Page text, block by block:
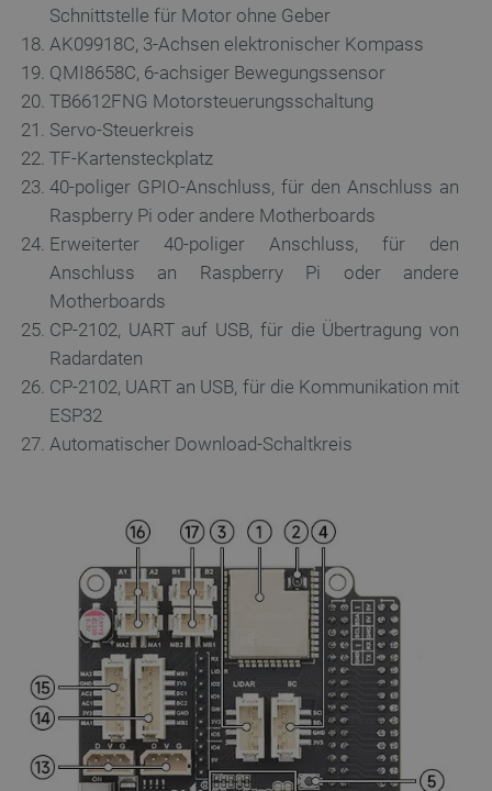
Schnittstelle für Motor ohne Geber
AK09918C, 3-Achsen elektronischer Kompass
QMI8658C, 6-achsiger Bewegungssensor
TB6612FNG Motorsteuerungsschaltung
Servo-Steuerkreis
TF-Kartensteckplatz
40-poliger GPIO-Anschluss, für den Anschluss an
Raspberry Pi oder andere Motherboards
Erweiterter 40-poliger Anschluss, für den
Anschluss an Raspberry Pi oder andere
Motherboards
CP-2102, UART auf USB, für die Übertragung von
Radardaten
CP-2102, UART an USB, für die Kommunikation mit
ESP32
Automatischer Download-Schaltkreis
Unbedingt erforderliche Cookies ermöglichen
wesentliche Kernfunktionen der Website wie die
Benutzeranmeldung und die Kontoverwaltung.
Ohne die unbedingt erforderlichen Cookies kann
werden.
VISITOR_PRIVACY_METADATA
YouTube
critAccountId
PrestaShop-[abcdef0123456789]{32} .botland.de
LaVisitorId_Ym90bGFuZC5sYWRlc2suY29tLw .botland.de
critData botland.de
Datenschutzerklärung von Google